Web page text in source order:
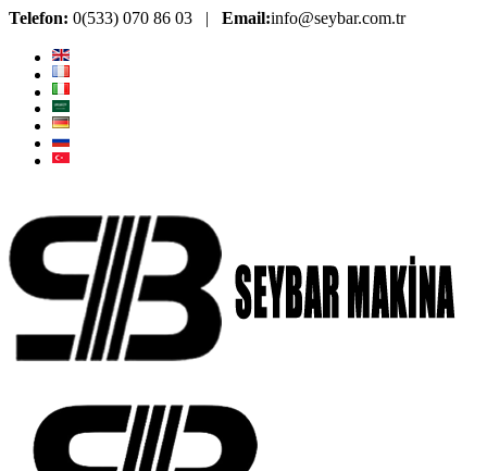
Telefon: 0(533) 070 86 03 | Email:info@seybar.com.tr